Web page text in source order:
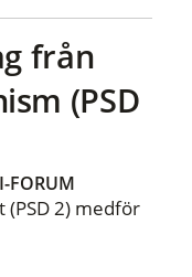
från
(PSD
FORUM
2) medför